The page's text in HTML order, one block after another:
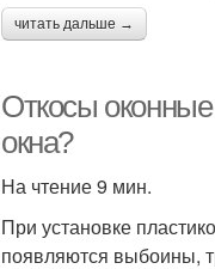
читать дальше →
Откосы
окна?
На чтение 9 мин.
При установке
появляются выбоины,